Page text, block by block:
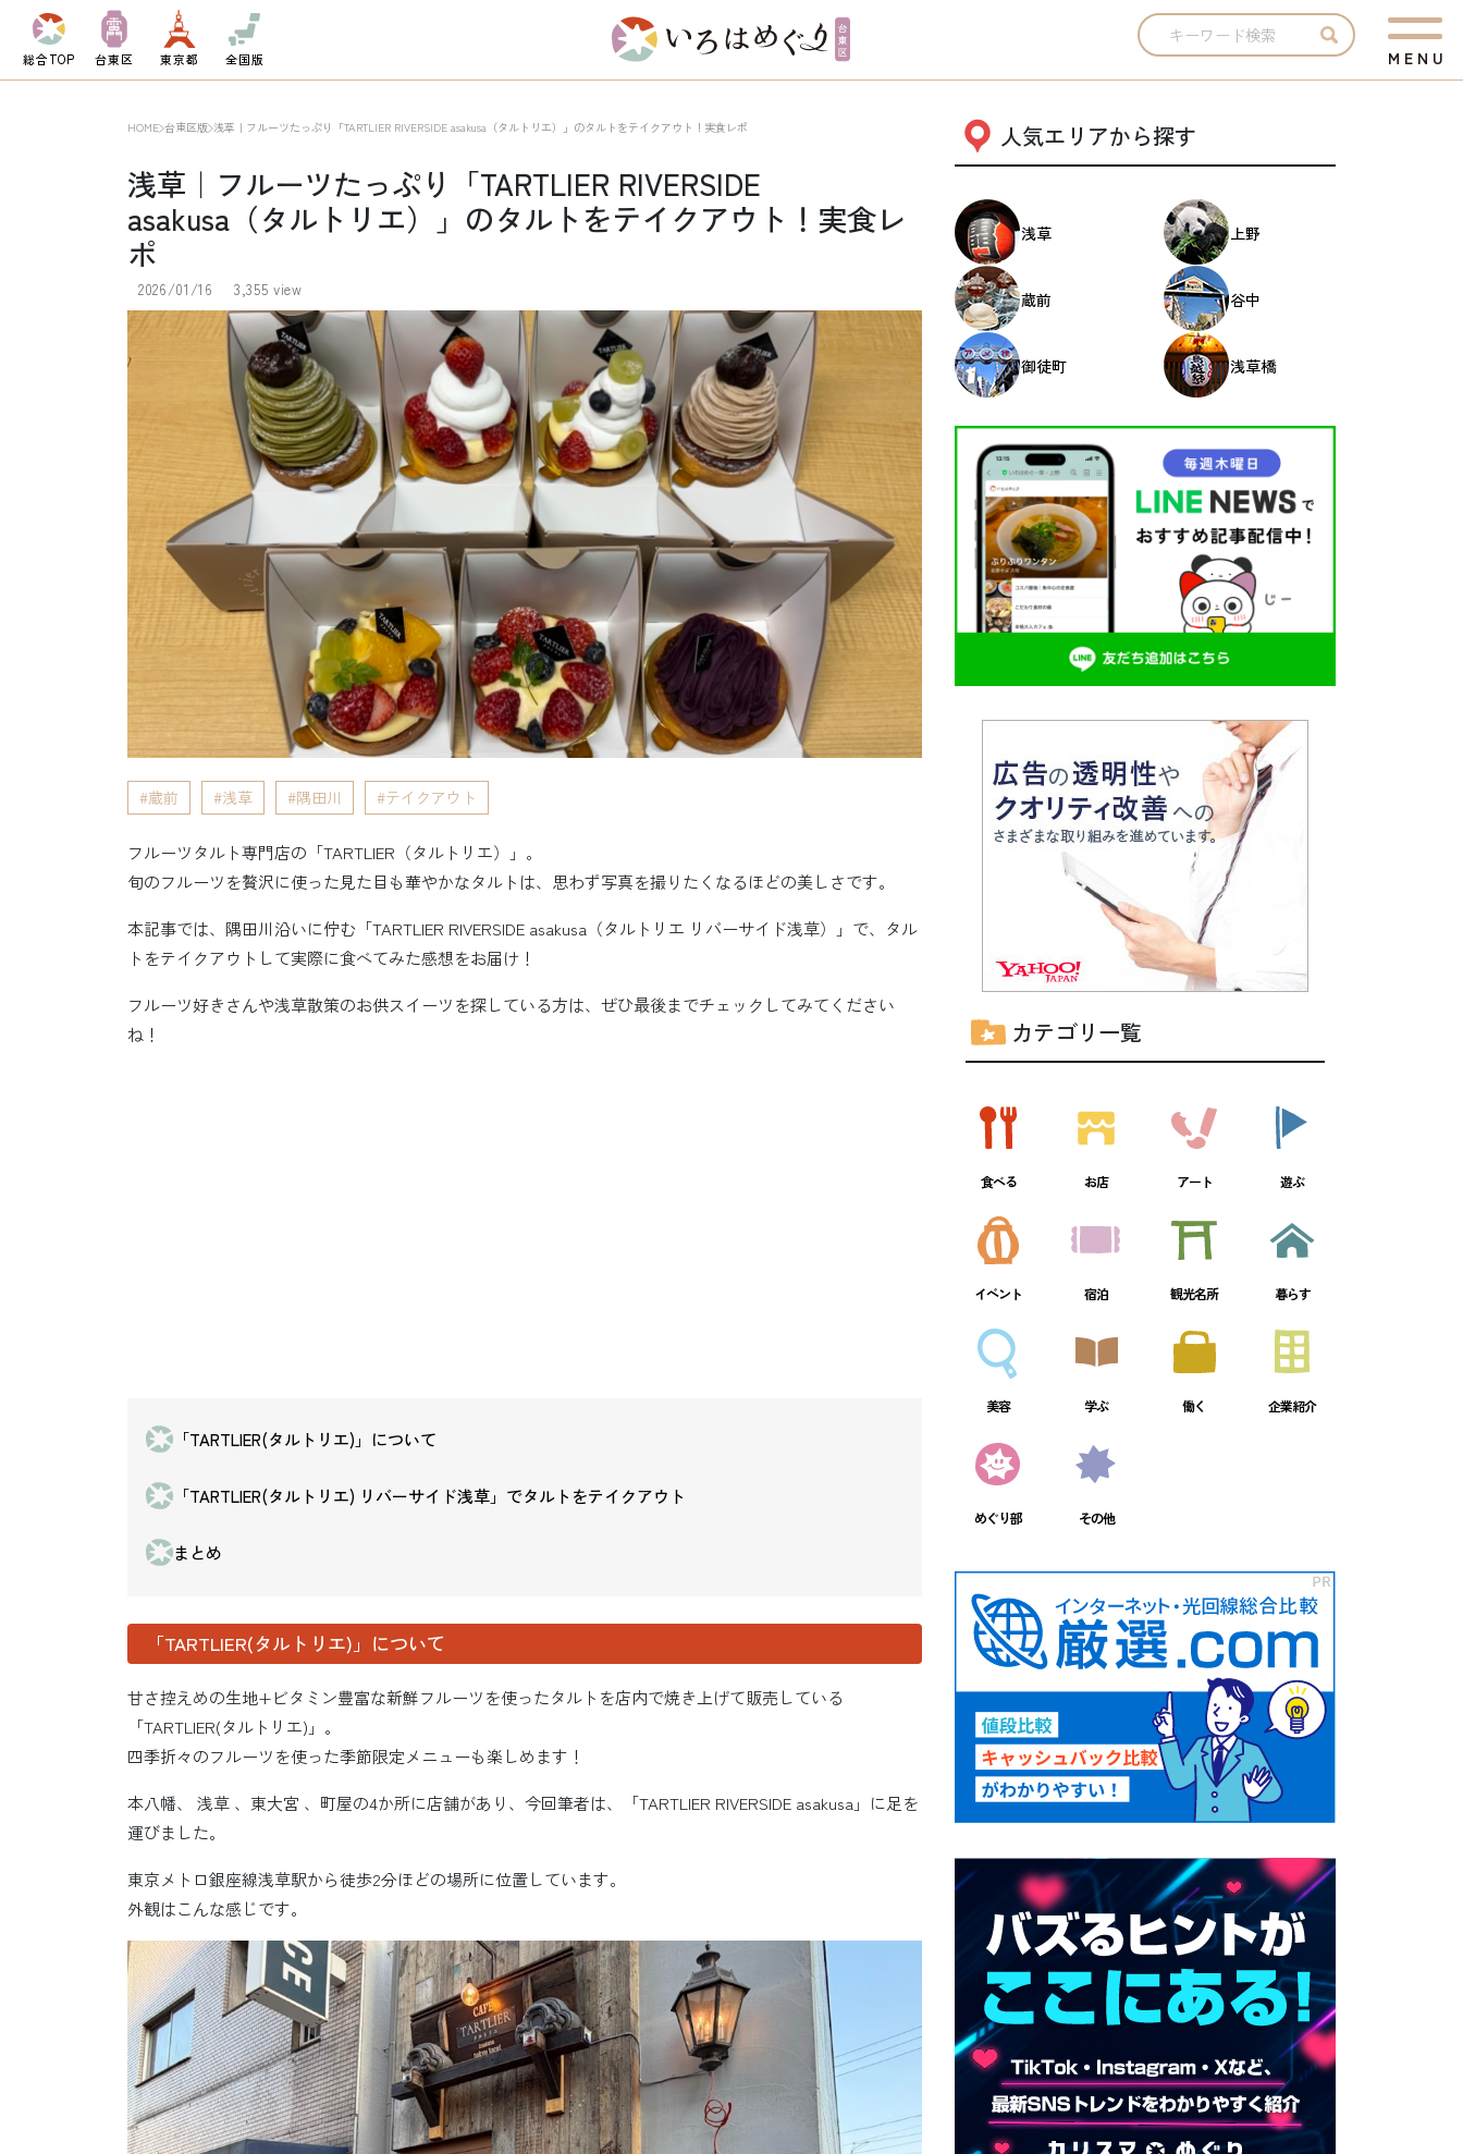
総合TOP 台東区 東京都 全国版 M E N U
HOME 台東区版 浅草｜フルーツたっぷり「TARTLIER RIVERSIDE asakusa（タルトリエ）」のタルトをテイクアウト！実食レポ
浅草｜フルーツたっぷり「TARTLIER RIVERSIDE
asakusa（タルトリエ）」のタルトをテイクアウト！実食レ
ポ
2026/01/16 3,355 view
蔵前 浅草 隅田川 テイクアウト
フルーツタルト専門店の「TARTLIER（タルトリエ）」。
旬のフルーツを贅沢に使った見た目も華やかなタルトは、思わず写真を撮りたくなるほどの美しさです。
本記事では、隅田川沿いに佇む「TARTLIER RIVERSIDE asakusa（タルトリエ リバーサイド浅草）」で、タル
トをテイクアウトして実際に食べてみた感想をお届け！
フルーツ好きさんや浅草散策のお供スイーツを探している方は、ぜひ最後までチェックしてみてください
ね！
「TARTLIER(タルトリエ)」について
「TARTLIER(タルトリエ) リバーサイド浅草」でタルトをテイクアウト
まとめ
「TARTLIER(タルトリエ)」について
甘さ控えめの生地+ビタミン豊富な新鮮フルーツを使ったタルトを店内で焼き上げて販売している
「TARTLIER(タルトリエ)」。
四季折々のフルーツを使った季節限定メニューも楽しめます！
本八幡、 浅草 、東大宮 、町屋の4か所に店舗があり、今回筆者は、「TARTLIER RIVERSIDE asakusa」に足を
運びました。
東京メトロ銀座線浅草駅から徒歩2分ほどの場所に位置しています。
外観はこんな感じです。
人気エリアから探す
浅草 上野
蔵前 谷中
御徒町 浅草橋
カテゴリ一覧
食べる お店 アート 遊ぶ
イベント 宿泊 観光名所 暮らす
美容 学ぶ 働く 企業紹介
めぐり部 その他